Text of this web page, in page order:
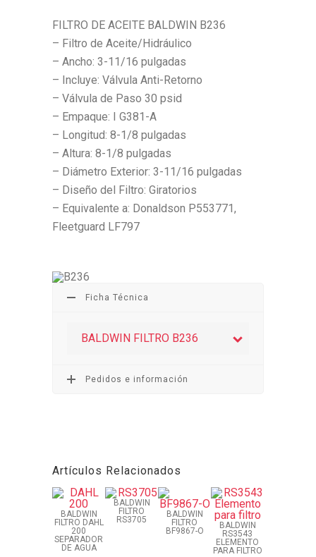
FILTRO DE ACEITE BALDWIN B236
– Filtro de Aceite/Hidráulico
– Ancho: 3-11/16 pulgadas
– Incluye: Válvula Anti-Retorno
– Válvula de Paso 30 psid
– Empaque: I G381-A
– Longitud: 8-1/8 pulgadas
– Altura: 8-1/8 pulgadas
– Diámetro Exterior: 3-11/16 pulgadas
– Diseño del Filtro: Giratorios
– Equivalente a: Donaldson P553771,
Fleetguard LF797
Ficha Técnica
BALDWIN FILTRO B236
Pedidos e información
Artículos Relacionados
BALDWIN
FILTRO DAHL
200
SEPARADOR
DE AGUA
BALDWIN
FILTRO
RS3705
BALDWIN
FILTRO
BF9867-O
BALDWIN
RS3543
ELEMENTO
PARA FILTRO